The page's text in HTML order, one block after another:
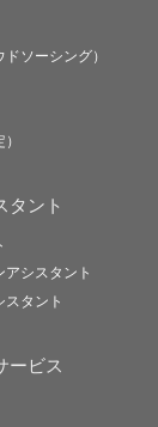
ソーシング）
タント
シスタント
タント
ービス